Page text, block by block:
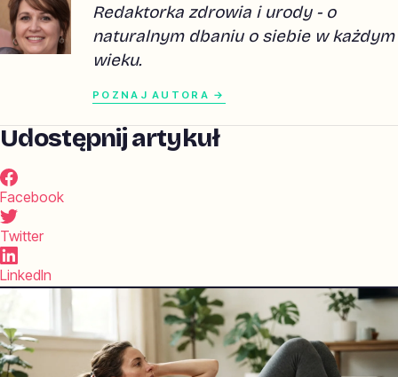
Redaktorka zdrowia i urody - o
naturalnym dbaniu o siebie w każdym
wieku.
POZNAJ AUTORA →
Udostępnij artykuł
Facebook
Twitter
LinkedIn